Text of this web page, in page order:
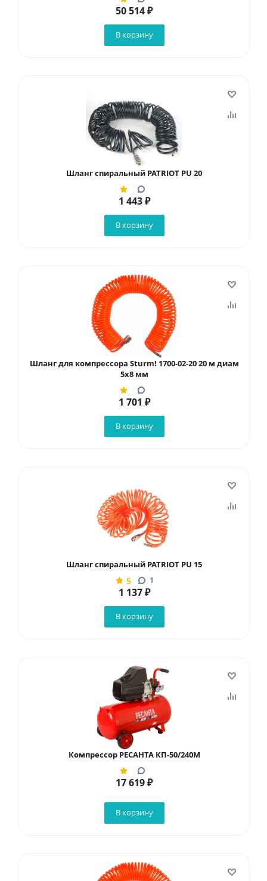
50 514₽
В корзину
Шланг спиральный PATRIOT PU 20
1 443₽
В корзину
Шланг для компрессора Sturm! 1700-02-20 20 м диам
5x8 мм
1 701 ₽
В корзину
Шланг спиральный PATRIOT PU 15
5 1
1 137₽
В корзину
Компрессор РЕСАНТА КП-50/240М
17 619₽
В корзину